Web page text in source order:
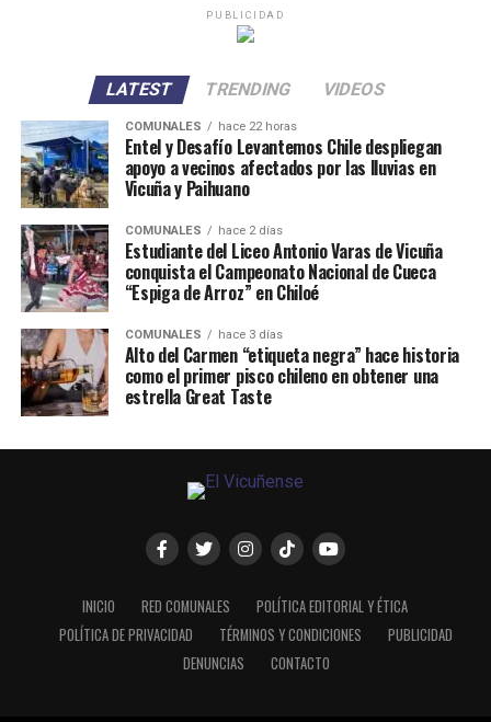
PUBLICIDAD
LATEST TRENDING VIDEOS
COMUNALES hace 22 horas
Entel y Desafío Levantemos Chile despliegan
apoyo a vecinos afectados por las lluvias en
Vicuña y Paihuano
COMUNALES hace 2 días
Estudiante del Liceo Antonio Varas de Vicuña
conquista el Campeonato Nacional de Cueca
“Espiga de Arroz” en Chiloé
COMUNALES hace 3 días
Alto del Carmen “etiqueta negra” hace historia
como el primer pisco chileno en obtener una
estrella Great Taste
INICIO RED COMUNALES
POLÍTICA EDITORIAL Y ÉTICA
POLÍTICA DE PRIVACIDAD
TÉRMINOS Y CONDICIONES
PUBLICIDAD
DENUNCIAS
CONTACTO